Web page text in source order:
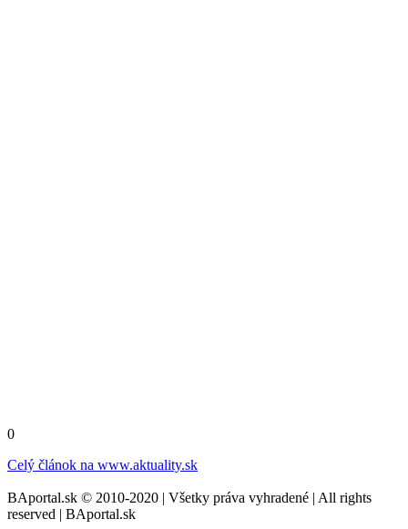
0
Celý článok na www.aktuality.sk
BAportal.sk © 2010-2020 | Všetky práva vyhradené | All rights
reserved | BAportal.sk